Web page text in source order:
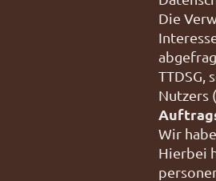
Die
TTDSG,
Nutzers
Wir
Hierbei